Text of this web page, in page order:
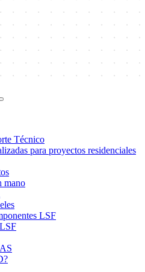
Técnico
para proyectos residenciales
mano
LSF